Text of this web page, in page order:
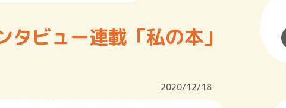
ビュー連載「私の本」
2020/12/18